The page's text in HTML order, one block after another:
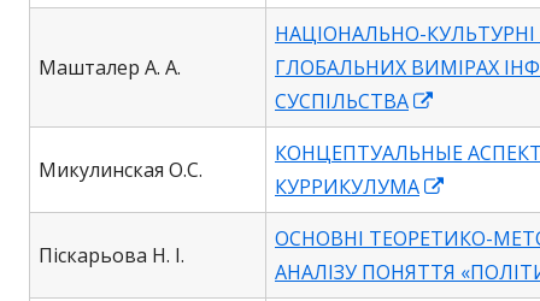
window
in
a
new
Машталер А. А.
НАЦІОНАЛЬНО-
ГЛОБАЛЬНИХ ВИМІРАХ
СУСПІЛЬСТВА
in
a
new
window
Микулинская О.С.
КОНЦЕПТУАЛЬНЫЕ
КУРРИКУЛУМА
in
a
new
Піскарьова Н. І.
ОСНОВНІ ТЕОРЕТИКО-
АНАЛІЗУ ПОНЯТТЯ